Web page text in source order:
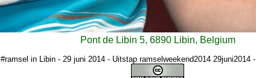
Pont de Libin 5, 6890 Libin, Belgium
#ramsel in Libin - 29 juni 2014 - Uitstap ramselweekend2014 29juni2014-